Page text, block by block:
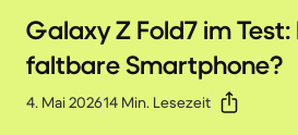
Galaxy Z Fold7 im
faltbare Smartphone?
4. Mai 202614 Min. Lesezeit